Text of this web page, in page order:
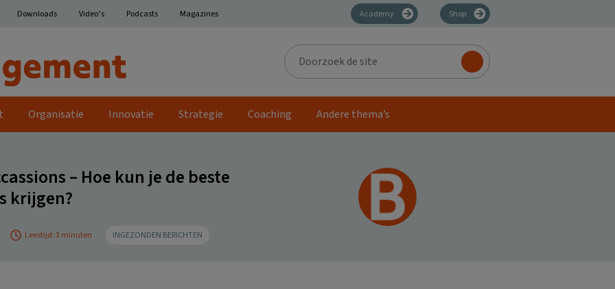
Downloads Video’s Podcasts Magazines Academy Shop
Doorzoek
de
site
Organisatie Innovatie Strategie Coaching Andere thema’s
– Hoe kun je de beste
krijgen?
Leestijd: 3 minuten INGEZONDEN BERICHTEN